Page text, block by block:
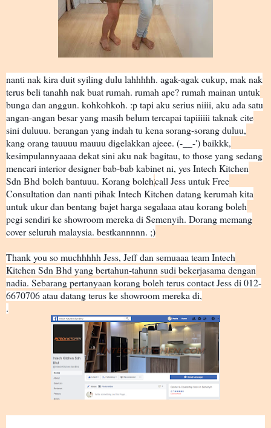
nanti nak kira duit syiling dulu lahhhhh. agak-agak cukup, mak nak
terus beli tanahh nak buat rumah. rumah ape? rumah mainan untuk
bunga dan anggun. kohkohkoh. :p tapi aku serius niiii, aku ada satu
angan-angan besar yang masih belum tercapai tapiiiiii taknak cite
sini duluuu. berangan yang indah tu kena sorang-sorang duluu,
kang orang tauuuu mauuu digelakkan ajeee. (-__-') baikkk,
kesimpulannyaaaa dekat sini aku nak bagitau, to those yang sedang
mencari interior designer bab-bab kabinet ni, yes Intech Kitchen
Sdn Bhd boleh bantuuu. Korang boleh😍bolcall Jess untuk Free
Consultation dan nanti pihak Intech Kitchen datang kerumah kita
untuk ukur dan bentang bajet harga segalaaa atau korang boleh
pegi sendiri ke showroom mereka di Semenyih. Dorang memang
cover seluruh malaysia. bestkannnnn. ;)
Thank you so muchhhhh Jess, Jeff dan semuaaa team Intech
Kitchen Sdn Bhd yang bertahun-tahunn sudi bekerjasama dengan
nadia. Sebarang pertanyaan korang boleh terus contact Jess di 012-
6670706 atau datang terus ke showroom mereka di,
.